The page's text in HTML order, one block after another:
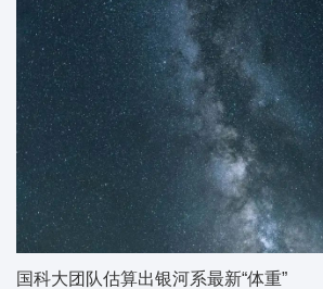
国科大团队估算出银河系最新“体重”